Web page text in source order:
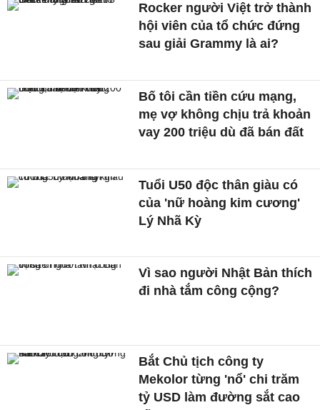
Rocker người Việt trở thành
hội viên của tổ chức đứng
sau giải Grammy là ai?
Bố tôi cần tiền cứu mạng,
mẹ vợ không chịu trả khoản
vay 200 triệu dù đã bán đất
Tuổi U50 độc thân giàu có
của 'nữ hoàng kim cương'
Lý Nhã Kỳ
Vì sao người Nhật Bản thích
đi nhà tắm công cộng?
Bắt Chủ tịch công ty
Mekolor từng 'nổ' chi trăm
tỷ USD làm đường sắt cao